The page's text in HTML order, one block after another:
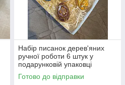
Набір писанок дерев'яних
ручної роботи 6 штук у
подарунковій упаковці
Готово до відправки